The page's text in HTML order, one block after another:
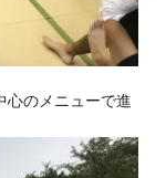
心のメニューで進